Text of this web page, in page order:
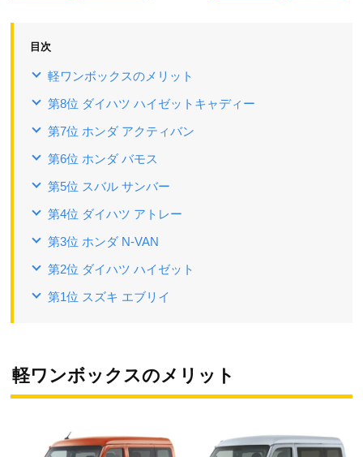
目次
軽ワンボックスのメリット
第8位 ダイハツ ハイゼットキャディー
第7位 ホンダ アクティバン
第6位 ホンダ バモス
第5位 スバル サンバー
第4位 ダイハツ アトレー
第3位 ホンダ N-VAN
第2位 ダイハツ ハイゼット
第1位 スズキ エブリイ
軽ワンボックスのメリット